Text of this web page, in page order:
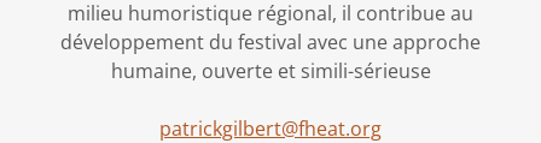
milieu humoristique régional, il contribue au
développement du festival avec une approche
humaine, ouverte et simili-sérieuse
patrickgilbert@fheat.org